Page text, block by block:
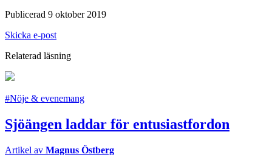
Publicerad 9 oktober 2019
Skicka e-post
Relaterad läsning
#Nöje & evenemang
Sjöängen laddar för entusiastfordon
Artikel av Magnus Östberg